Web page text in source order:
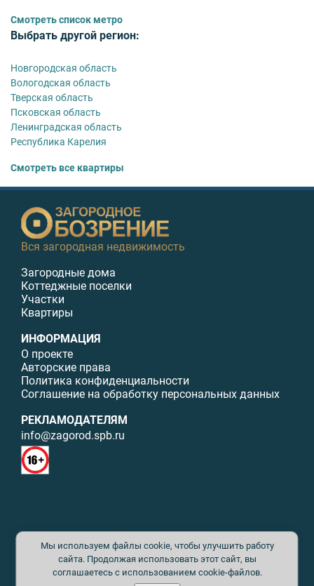
Смотреть список метро
Выбрать другой регион:
Новгородская область
Вологодская область
Тверская область
Псковская область
Ленинградская область
Республика Карелия
Смотреть все квартиры
Вся загородная недвижимость
Загородные дома
Коттеджные поселки
Участки
Квартиры
ИНФОРМАЦИЯ
О проекте
Авторские права
Политика конфиденциальности
Соглашение на обработку персональных данных
РЕКЛАМОДАТЕЛЯМ
info@zagorod.spb.ru
© ИП Малыщева Б.Л. Все права защищены. Перепечатка материалов
данного сайта возможна только с письменного разрешения. При
цитировании ссылка на www.zagorod.spb.ru обязательна. Редакция не
несет ответственности за содержание рекламных материалов. Все
рекламируемые товары и услуги имеют необходимые сертификаты и
Мы используем файлы cookie, чтобы улучшить работу
сайта. Продолжая использовать этот сайт, вы
соглашаетесь с использованием cookie-файлов.